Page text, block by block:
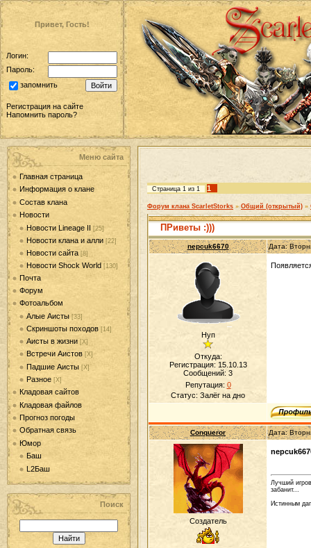
Привет, Гость!
Логин:
Пароль:
запомнить
Регистрация на сайте
Напомнить пароль?
Меню сайта
Главная страница
Информация о клане
Состав клана
Новости
Новости Lineage II [25]
Новости клана и алли [22]
Новости сайта [8]
Новости Shock World [130]
Почта
Форум
Фотоальбом
Алые Аисты [33]
Скриншоты походов [14]
Аисты в жизни [Х]
Встречи Аистов [Х]
Падшие Аисты [Х]
Разное [Х]
Кладовая сайтов
Кладовая файлов
Прогноз погоды
Обратная связь
Юмор
Баш
L2Баш
Поиск
Страница 1 из 1 1
Форум клана ScarletStorks » Общий (открытый) »
ПРиветы :)))
nepcuk6670 Дата:
Нуп
Откуда:
Регистрация: 15.10.13
Сообщений: 3
Репутация: 0
Статус: Залёг на дно
Conqueror Дата:
Создатель
Лучший
забанит...
Истинным